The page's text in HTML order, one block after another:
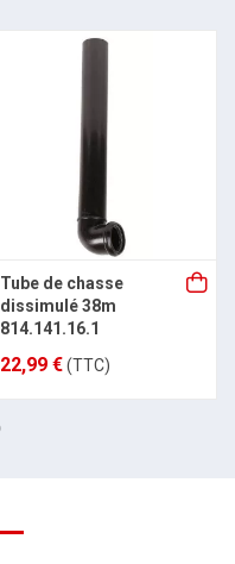
Tube de chasse
dissimulé 38m
814.141.16.1
22,99 €(TTC)